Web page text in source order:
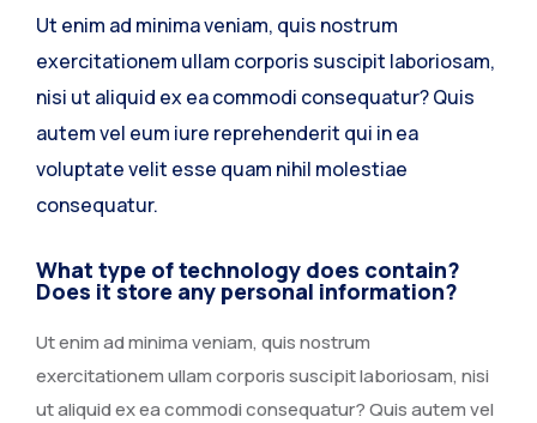
Ut enim ad minima veniam, quis nostrum
exercitationem ullam corporis suscipit laboriosam,
nisi ut aliquid ex ea commodi consequatur? Quis
autem vel eum iure reprehenderit qui in ea
voluptate velit esse quam nihil molestiae
consequatur.
What type of technology does contain?
Does it store any personal information?
Ut enim ad minima veniam, quis nostrum
exercitationem ullam corporis suscipit laboriosam, nisi
ut aliquid ex ea commodi consequatur? Quis autem vel